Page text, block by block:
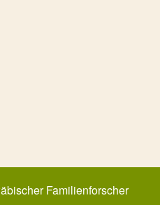
Familienforscher